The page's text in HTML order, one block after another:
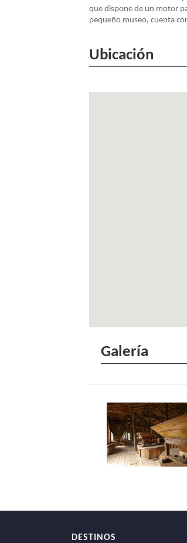
que dispone de un motor
pequeño museo, cuenta
Ubicación
Galería
DESTINOS